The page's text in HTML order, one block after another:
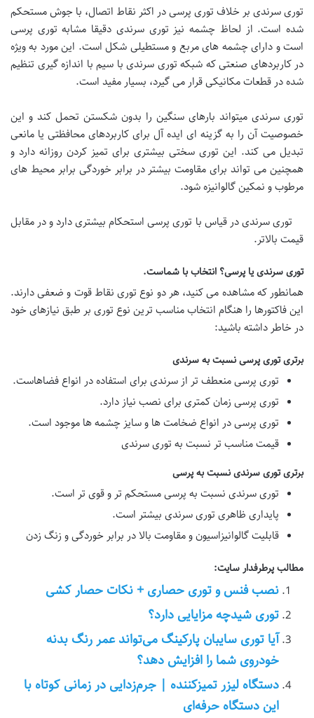
توری سرندی بر خلاف توری پرسی در اکثر نقاط اتصال، با جوش مستحکم
شده است. از لحاظ چشمه نیز توری سرندی دقیقا مشابه توری پرسی
است و دارای چشمه های مربع و مستطیلی شکل است. این مورد به ویژه
در کاربردهای صنعتی که شبکه توری سرندی با سیم با اندازه گیری تنظیم
شده در قطعات مکانیکی قرار می گیرد، بسیار مفید است.
توری سرندی میتواند بارهای سنگین را بدون شکستن تحمل کند و این
خصوصیت آن را به گزینه ای ایده آل برای کاربردهای محافظتی یا مانعی
تبدیل می کند. این توری سختی بیشتری برای تمیز کردن روزانه دارد و
همچنین می تواند برای مقاومت بیشتر در برابر خوردگی برابر محیط های
مرطوب و نمکین گالوانیزه شود.
توری سرندی در قیاس با توری پرسی استحکام بیشتری دارد و در مقابل
قیمت بالاتر.
توری سرندی یا پرسی؟ انتخاب با شماست.
همانطور که مشاهده می کنید، هر دو نوع توری نقاط قوت و ضعفی دارند.
این فاکتورها را هنگام انتخاب مناسب ترین نوع توری بر طبق نیازهای خود
در خاطر داشته باشید:
برتری توری پرسی نسبت به سرندی
توری پرسی منعطف تر از سرندی برای استفاده در انواع فضاهاست.
توری پرسی زمان کمتری برای نصب نیاز دارد.
توری پرسی در انواع ضخامت ها و سایز چشمه ها موجود است.
قیمت مناسب تر نسبت به توری سرندی
برتری توری سرندی نسبت به پرسی
توری سرندی نسبت به پرسی مستحکم تر و قوی تر است.
پایداری ظاهری توری سرندی بیشتر است.
قابلیت گالوانیزاسیون و مقاومت بالا در برابر خوردگی و زنگ زدن
مطالب پرطرفدار سایت:
نصب فنس و توری حصاری + نکات حصار کشی
توری شیدچه مزایایی دارد؟
آیا توری سایبان پارکینگ می‌تواند عمر رنگ بدنه
خودروی شما را افزایش دهد؟
دستگاه لیزر تمیزکننده | جرم‌زدایی در زمانی کوتاه با
این دستگاه حرفه‌ای